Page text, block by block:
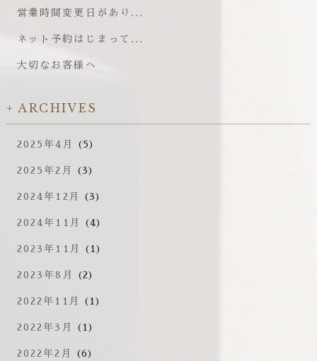
営業時間変更日があり...
ネット予約はじまって...
大切なお客様へ
ARCHIVES
2025年4月 (5)
2025年2月 (3)
2024年12月 (3)
2024年11月 (4)
2023年11月 (1)
2023年8月 (2)
2022年11月 (1)
2022年3月 (1)
2022年2月 (6)